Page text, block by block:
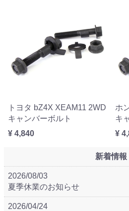
トヨタ bZ4X XEAM11 2WD
キャンバーボルト
¥ 4,840
ホ
キ
¥
新着情報
2026/08/03
夏季休業のお知らせ
2026/04/24